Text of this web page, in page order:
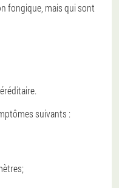
fongique, mais qui sont
suivants :